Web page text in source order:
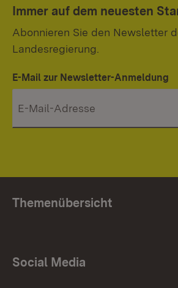
Immer auf dem neuesten
Abonnieren Sie den Newsletter
Landesregierung.
E-Mail zur Newsletter-Anmeldung
Themenübersicht
Social Media